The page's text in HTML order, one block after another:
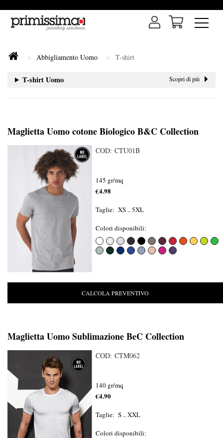
Abbigliamento Uomo T-shirt
T-shirt Uomo Scopri di più
Maglietta Uomo cotone Biologico B&C Collection
COD: CTU01B
145 gr/mq
€4.98
Taglie: XS .. 5XL
Colori disponibili:
CALCOLA PREVENTIVO
Maglietta Uomo Sublimazione BeC Collection
COD: CTM062
140 gr/mq
€4.90
Taglie: S .. XXL
Colori disponibili: